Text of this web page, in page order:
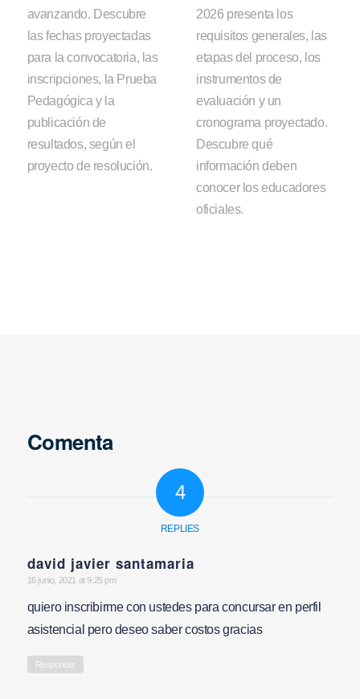
avanzando. Descubre
las fechas proyectadas
para la convocatoria, las
inscripciones, la Prueba
Pedagógica y la
publicación de
resultados, según el
proyecto de resolución.
2026 presenta los
requisitos generales, las
etapas del proceso, los
instrumentos de
evaluación y un
cronograma proyectado.
Descubre qué
información deben
conocer los educadores
oficiales.
Comenta
4
REPLIES
david javier santamaria
says:
16 junio, 2021 at 9:25 pm
quiero inscribirme con ustedes para concursar en perfil
asistencial pero deseo saber costos gracias
Responder